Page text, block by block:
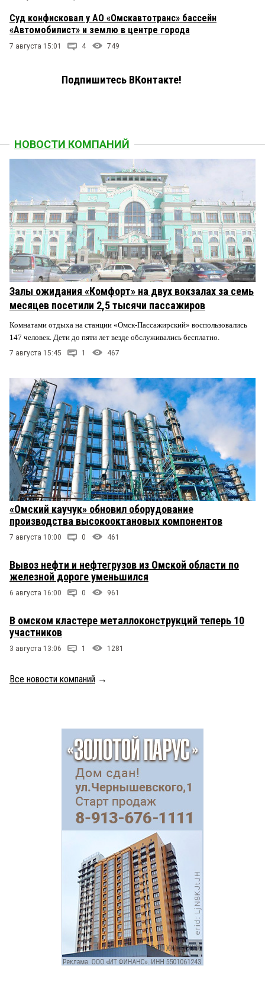
Суд конфисковал у АО «Омскавтотранс» бассейн
«Автомобилист» и землю в центре города
7 августа 15:01 4 749
Подпишитесь ВКонтакте!
НОВОСТИ КОМПАНИЙ
Залы ожидания «Комфорт» на двух вокзалах за семь
месяцев посетили 2,5 тысячи пассажиров
Комнатами отдыха на станции «Омск-Пассажирский» воспользовались
147 человек. Дети до пяти лет везде обслуживались бесплатно.
7 августа 15:45 1 467
«Омский каучук» обновил оборудование
производства высокооктановых компонентов
7 августа 10:00 0 461
Вывоз нефти и нефтегрузов из Омской области по
железной дороге уменьшился
6 августа 16:00 0 961
В омском кластере металлоконструкций теперь 10
участников
3 августа 13:06 1 1281
Все новости компаний →